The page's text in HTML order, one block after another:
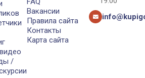
/
Вакансии
Правила сайта
Контакты
Карта сайта